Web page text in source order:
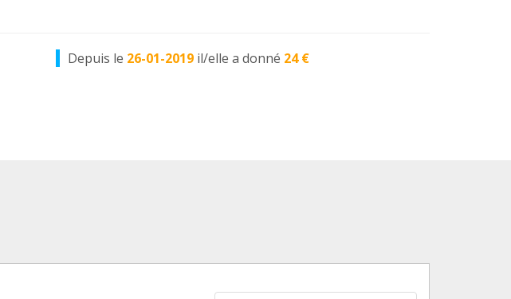
Depuis le 26-01-2019 il/elle a donné 24 €